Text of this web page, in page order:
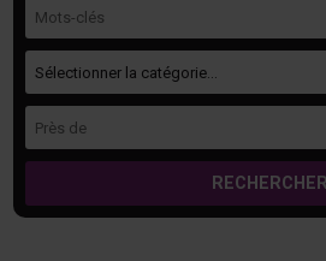
RECHERCHER